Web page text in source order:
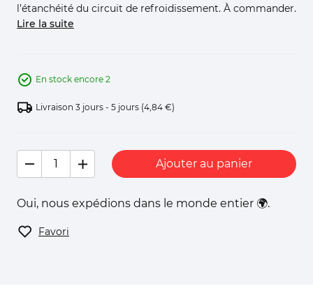
l’étanchéité du circuit de refroidissement. À commander.
Lire la suite
En stock encore 2
Livraison 3 jours - 5 jours (4,84 €)
Ajouter au panier
Oui, nous expédions dans le monde entier 🌍.
Favori